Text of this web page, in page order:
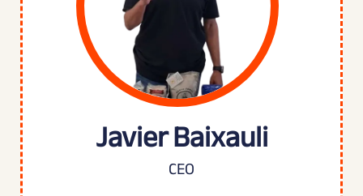
Javier Baixauli
CEO